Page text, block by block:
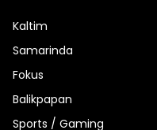
Kaltim
Samarinda
Fokus
Balikpapan
Sports / Gaming